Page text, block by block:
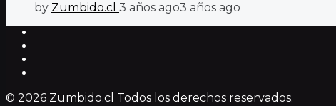
by Zumbido.cl 3 años ago3 años ago
© 2026 Zumbido.cl Todos los derechos reservados.